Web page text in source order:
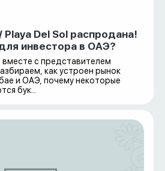
Del Sol распродана!
инвестора в ОАЭ?
с представителем
как устроен рынок
и ОАЭ, почему некоторые
бук...